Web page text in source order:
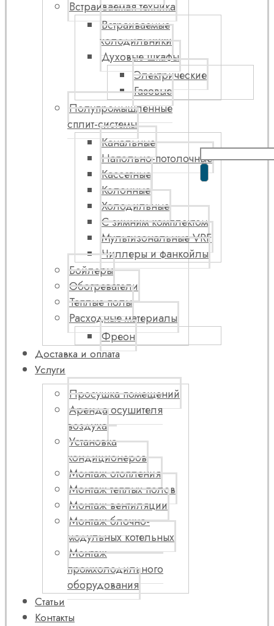
Встраиваемая техника
Встраиваемые
холодильники
Духовые шкафы
Электрические
Газовые
Полупромышленные
сплит-системы
Канальные
Напольно-потолочные
Кассетные
Колонные
Холодильные
С зимним комплектом
Мультизональные VRF
Чиллеры и фанкойлы
Бойлеры
Обогреватели
Теплые полы
Расходные материалы
Фреон
Доставка и оплата
Услуги
Просушка помещений
Аренда осушителя
воздуха
Установка
кондиционеров
Монтаж отопления
Монтаж теплых полов
Монтаж вентиляции
Монтаж блочно-
модульных котельных
Монтаж
промхолодильного
оборудования
Статьи
Контакты